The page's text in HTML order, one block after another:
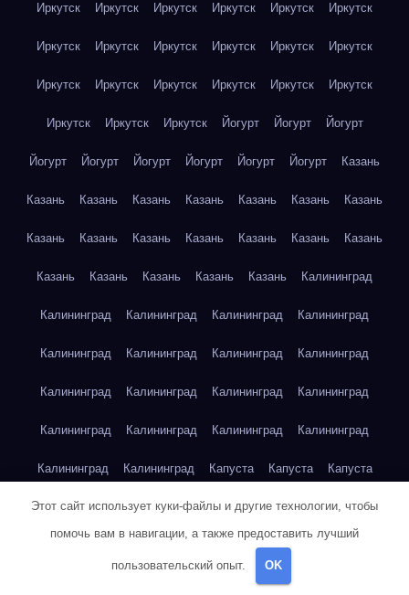
Иркутск Иркутск Иркутск Иркутск Иркутск Иркутск
Иркутск Иркутск Иркутск Иркутск Иркутск Иркутск
Иркутск Иркутск Иркутск Иркутск Иркутск Иркутск
Иркутск Иркутск Иркутск Йогурт Йогурт Йогурт
Йогурт Йогурт Йогурт Йогурт Йогурт Йогурт Казань
Казань Казань Казань Казань Казань Казань Казань
Казань Казань Казань Казань Казань Казань Казань
Казань Казань Казань Казань Казань Калининград
Калининград Калининград Калининград Калининград
Калининград Калининград Калининград Калининград
Калининград Калининград Калининград Калининград
Калининград Калининград Калининград Калининград
Калининград Калининград Капуста Капуста Капуста
Капуста Капуста Капуста Капуста Капуста Капуста
Картофель
Картофель Картофель
Этот сайт использует куки-файлы и другие технологии, чтобы
помочь вам в навигации, а также предоставить лучший
пользовательский опыт. OK